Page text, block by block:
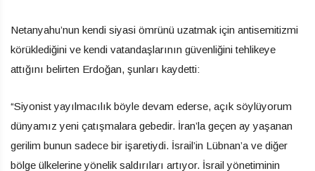
Netanyahu’nun kendi siyasi ömrünü uzatmak için antisemitizmi
körüklediğini ve kendi vatandaşlarının güvenliğini tehlikeye
attığını belirten Erdoğan, şunları kaydetti:
“Siyonist yayılmacılık böyle devam ederse, açık söylüyorum
dünyamız yeni çatışmalara gebedir. İran’la geçen ay yaşanan
gerilim bunun sadece bir işaretiydi. İsrail’in Lübnan’a ve diğer
bölge ülkelerine yönelik saldırıları artıyor. İsrail yönetiminin